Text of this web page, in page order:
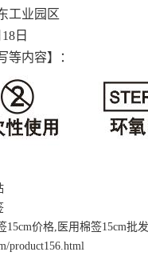
工业园区
日
等内容】：
价格,医用棉签15cm批发
product156.html